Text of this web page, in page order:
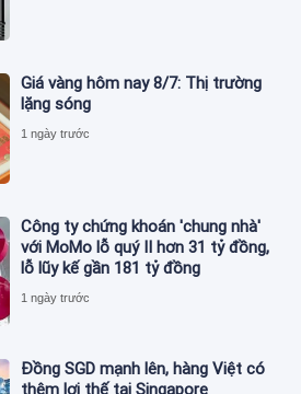
Giá vàng hôm nay 8/7: Thị trường
lặng sóng
1 ngày trước
Công ty chứng khoán 'chung nhà'
với MoMo lỗ quý II hơn 31 tỷ đồng,
lỗ lũy kế gần 181 tỷ đồng
1 ngày trước
Đồng SGD mạnh lên, hàng Việt có
thêm lợi thế tại Singapore